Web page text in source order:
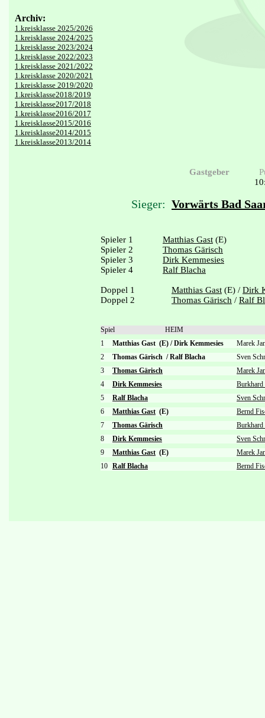
Archiv:
1.kreisklasse 2025/2026
1.kreisklasse 2024/2025
1.kreisklasse 2023/2024
1.kreisklasse 2022/2023
1.kreisklasse 2021/2022
1.kreisklasse 2020/2021
1.kreisklasse 2019/2020
1.kreisklasse2018/2019
1.kreisklasse2017/2018
1.kreisklasse2016/2017
1.kreisklasse2015/2016
1.kreisklasse2014/2015
1.kreisklasse2013/2014
Gastgeber
Sieger: Vorwärts Bad
Spieler 1 Matthias Gast (E)
Spieler 2
Thomas Gärisch
Spieler 3
Dirk Kemmesies
Spieler 4
Ralf Blacha
Doppel 1 Matthias Gast (E) / Dirk
Doppel 2
Thomas Gärisch / Ralf
Spiel
HEIM
1
Matthias Gast (E) /Dirk Kemmesies
Marek
2
Thomas Gärisch /Ralf Blacha
Sven
3
Thomas Gärisch
Marek
4
Dirk Kemmesies
Burkhard
5
Ralf Blacha
Sven
6
Matthias Gast (E)
Bernd
7
Thomas Gärisch
Burkhard
8
Dirk Kemmesies
Sven
9
Matthias Gast (E)
Marek
10 Ralf Blacha Bernd